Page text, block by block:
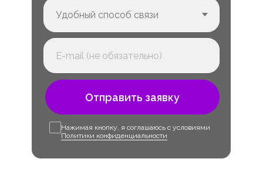
Отправить заявку
Нажимая кнопку, я соглашаюсь с условиями
Политики конфиденциальности